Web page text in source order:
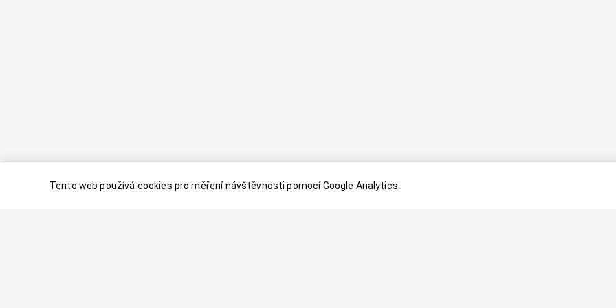
Tento web používá cookies pro měření návštěvnosti pomocí Google Analytics.